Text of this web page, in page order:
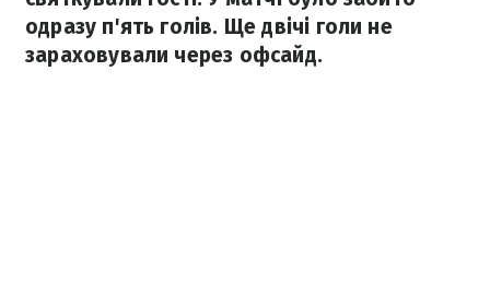
одразу п'ять голів. Ще двічі голи не
зараховували через офсайд.